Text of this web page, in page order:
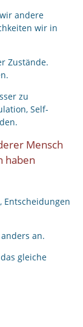
andere
wir in
Zustände.
zu
Self-
Mensch
haben
Entscheidungen
an.
gleiche